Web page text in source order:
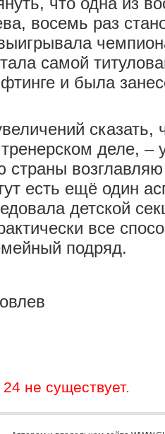
восемь раз
самой
и была
сказать,
деле, ‒
есть ещё один
детской
все
подряд.
не существует.